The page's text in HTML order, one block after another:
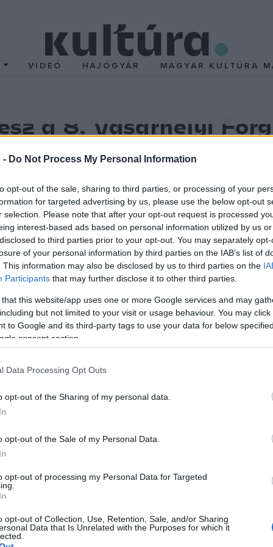
- Do Not Process My Personal Information
opt-out of the sale, sharing to third parties, or processing of your
for targeted advertising by us, please use the below opt-out
selection. Please note that after your opt-out request is processed
interest-based ads based on personal information utilized by us
to third parties prior to your opt-out. You may separately
of your personal information by third parties on the IAB’s list of
This information may also be disclosed by us to third parties on the
Participants that may further disclose it to other third parties.
that this website/app uses one or more Google services and may
but not limited to your visit or usage behaviour. You may
to Google and its third-party tags to use your data for below
consent section.
Data Processing Opt Outs
opt-out of the Sharing of my personal data.
opt-out of the Sale of my Personal Data.
opt-out of processing my Personal Data for Targeted
opt-out of Collection, Use, Retention, Sale, and/or Sharing
Data that Is Unrelated with the Purposes for which it
VIDEÓ HAJÓGYÁR MAGYAR KULTÚRA
a 8. Vásárhelyi
máshol, kisebb csoportokhoz szólva,
amely kisebb lesz a megszokottnál, de teljes
Marosvásárhelyen.
elmondta, hogy az idén kisebb fesztivált terveztek.
fesztiváligazgatója. Pál Attila úgy véli, az idén
de maximális lelkesedéssel és kreativitással.
a Forgatag. Központi helyszín ezúttal nem lesz, hiszen a
és képzőművész kap lehetőséget, így a fesztiválnak
is kiviszik a Forgatagot, így több
város érezhesse a fesztivált. Elmondták: ha a
Forgatagot a járványügyi előírások szigorú betartásával
alakítják a különböző programokat, hogy kiküszöböljék